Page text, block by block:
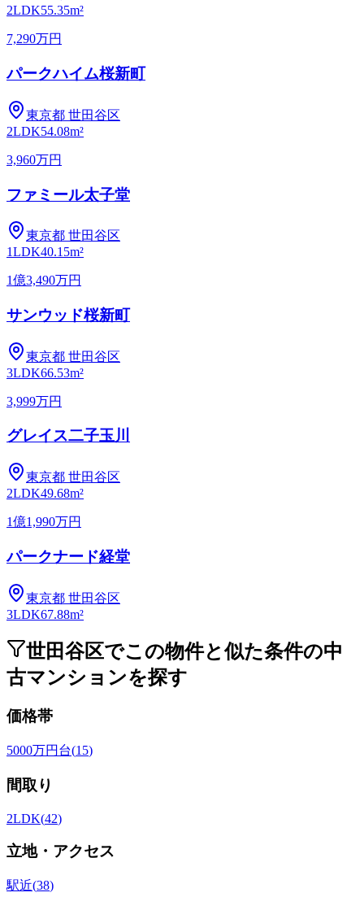
2LDK55.35m²
7,290万円
パークハイム桜新町
東京都 世田谷区
2LDK54.08m²
3,960万円
ファミール太子堂
東京都 世田谷区
1LDK40.15m²
1億3,490万円
サンウッド桜新町
東京都 世田谷区
3LDK66.53m²
3,999万円
グレイス二子玉川
東京都 世田谷区
2LDK49.68m²
1億1,990万円
パークナード経堂
東京都 世田谷区
3LDK67.88m²
世田谷区でこの物件と似た条件の中
古マンションを探す
価格帯
5000万円台(15)
間取り
2LDK(42)
立地・アクセス
駅近(38)